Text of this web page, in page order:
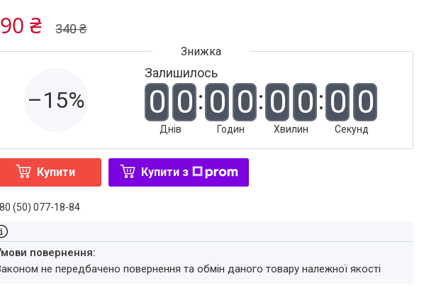
340 ₴
₴
–15%
Залишилось
0 0
Днів
0 0
Годин
0 0
Хвилин
0 0
Секунд
Купити Купити з
(50) 077-18-84
Законом не передбачено повернення та обмін даного товару належної якості